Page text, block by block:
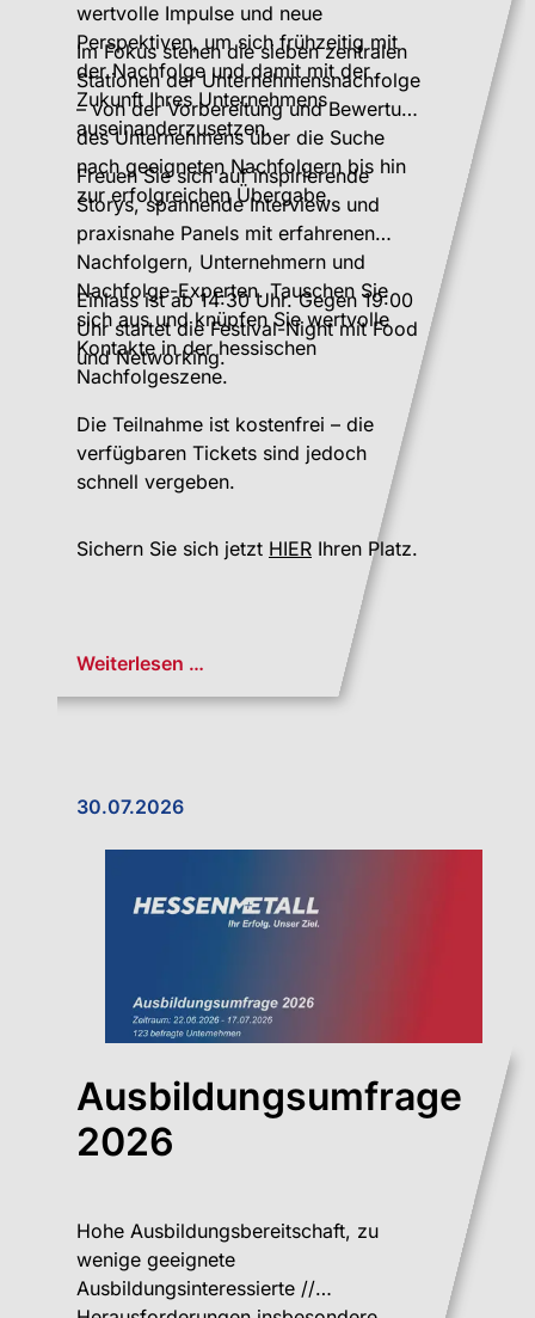
wertvolle Impulse und neue
Perspektiven, um sich frühzeitig mit
der Nachfolge und damit mit der
Zukunft Ihres Unternehmens
auseinanderzusetzen.
Im Fokus stehen die sieben zentralen
Stationen der Unternehmensnachfolge
– von der Vorbereitung und Bewertung
des Unternehmens über die Suche
nach geeigneten Nachfolgern bis hin
zur erfolgreichen Übergabe.
Freuen Sie sich auf inspirierende
Storys, spannende Interviews und
praxisnahe Panels mit erfahrenen
Nachfolgern, Unternehmern und
Nachfolge-Experten. Tauschen Sie
sich aus und knüpfen Sie wertvolle
Kontakte in der hessischen
Nachfolgeszene.
Einlass ist ab 14:30 Uhr. Gegen 19:00
Uhr startet die Festival-Night mit Food
und Networking.
Die Teilnahme ist kostenfrei – die
verfügbaren Tickets sind jedoch
schnell vergeben.
Sichern Sie sich jetzt HIER Ihren Platz.
Weiterlesen …
30.07.2026
Ausbildungsumfrage
2026
Hohe Ausbildungsbereitschaft, zu
wenige geeignete
Ausbildungsinteressierte //